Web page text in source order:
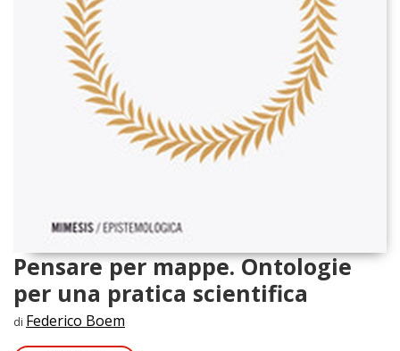
Pensare per mappe. Ontologie
per una pratica scientifica
di Federico Boem